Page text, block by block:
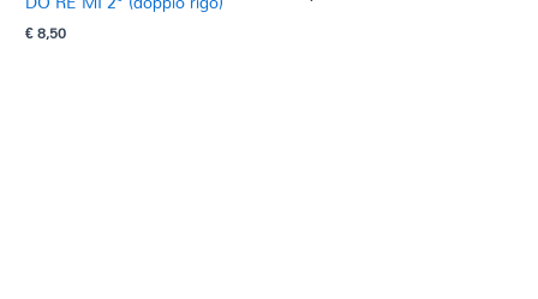
€8,50